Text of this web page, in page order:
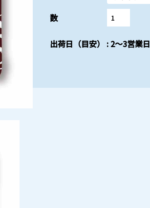
数
出荷日（目安） : 2～3営業日